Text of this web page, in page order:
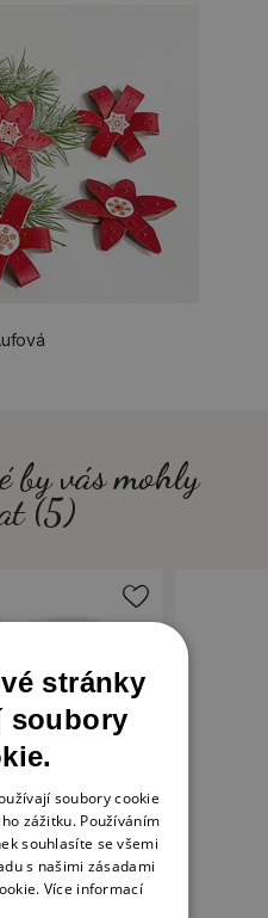
by vás mohly
(5)
stránky
soubory
soubory cookie
zážitku. Používáním
souhlasíte se všemi
s našimi zásadami
Více informací